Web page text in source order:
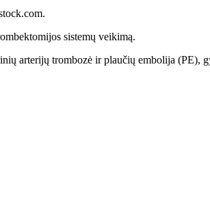
sistemų veikimą.
arterijų trombozė ir plaučių embolija (PE),